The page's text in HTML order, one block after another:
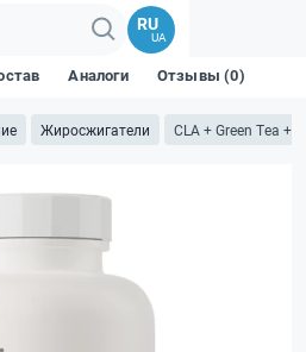
RU
UA
Жиросжигатели CLA + Green Tea +
Аналоги Отзывы (0)